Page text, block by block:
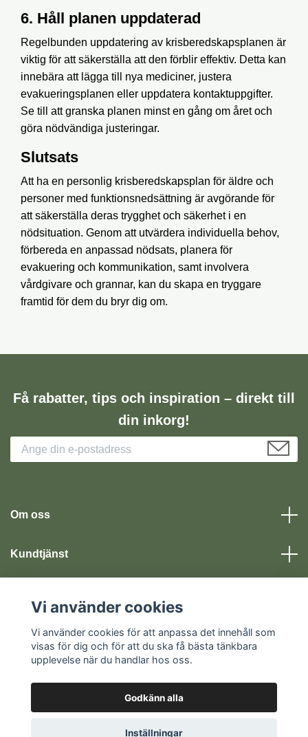
6. Håll planen uppdaterad
Regelbunden uppdatering av krisberedskapsplanen är
viktig för att säkerställa att den förblir effektiv. Detta kan
innebära att lägga till nya mediciner, justera
evakueringsplanen eller uppdatera kontaktuppgifter.
Se till att granska planen minst en gång om året och
göra nödvändiga justeringar.
Slutsats
Att ha en personlig krisberedskapsplan för äldre och
personer med funktionsnedsättning är avgörande för
att säkerställa deras trygghet och säkerhet i en
nödsituation. Genom att utvärdera individuella behov,
förbereda en anpassad nödsats, planera för
evakuering och kommunikation, samt involvera
vårdgivare och grannar, kan du skapa en tryggare
framtid för dem du bryr dig om.
Få rabatter, tips och inspiration – direkt till
din inkorg!
Om oss
Kundtjänst
Sociala medier
© 2026 Kristorget
Vi använder cookies
Vi använder cookies för att anpassa det innehåll som
visas för dig och för att du ska få bästa tänkbara
upplevelse när du handlar hos oss.
Godkänn alla
Inställningar